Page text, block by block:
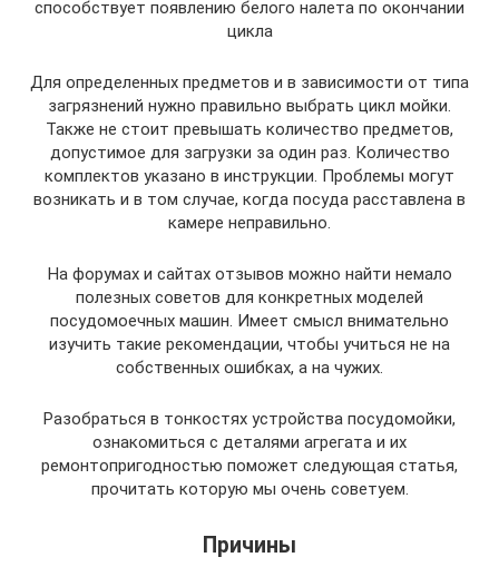
способствует появлению белого налета по окончании
цикла
Для определенных предметов и в зависимости от типа
загрязнений нужно правильно выбрать цикл мойки.
Также не стоит превышать количество предметов,
допустимое для загрузки за один раз. Количество
комплектов указано в инструкции. Проблемы могут
возникать и в том случае, когда посуда расставлена в
камере неправильно.
На форумах и сайтах отзывов можно найти немало
полезных советов для конкретных моделей
посудомоечных машин. Имеет смысл внимательно
изучить такие рекомендации, чтобы учиться не на
собственных ошибках, а на чужих.
Разобраться в тонкостях устройства посудомойки,
ознакомиться с деталями агрегата и их
ремонтопригодностью поможет следующая статья,
прочитать которую мы очень советуем.
Причины